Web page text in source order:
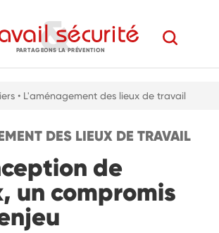
PARTAGEONS LA PRÉVENTION
• L'aménagement des lieux de travail
DES LIEUX DE TRAVAIL
de
un compromis